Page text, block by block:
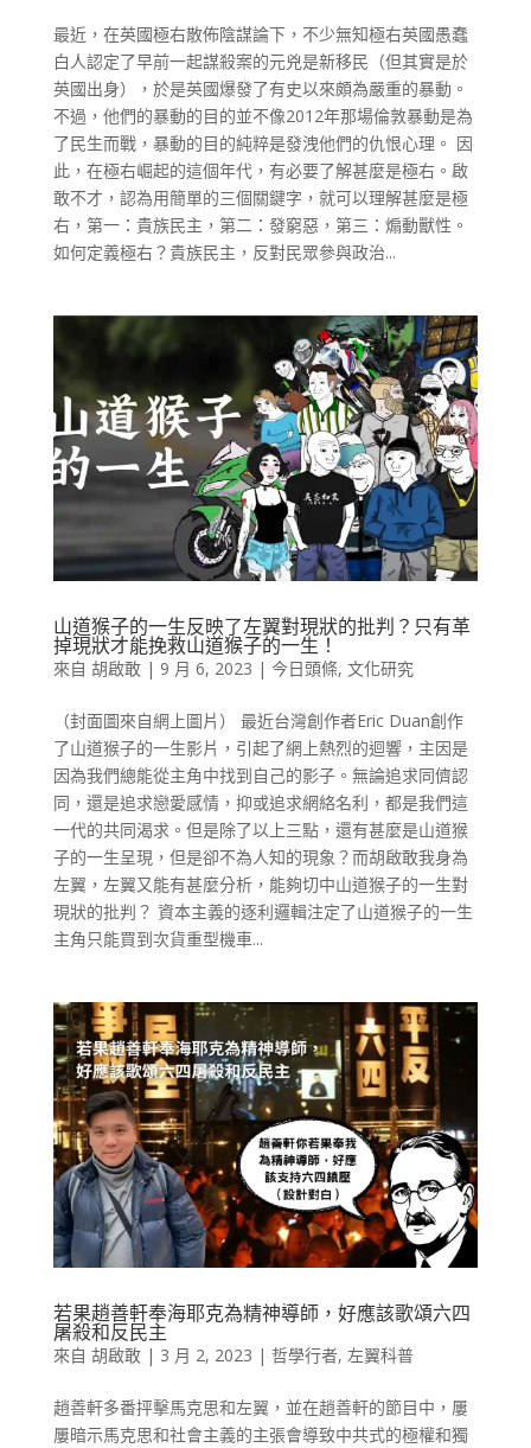
最近，在英國極右散佈陰謀論下，不少無知極右英國愚蠢
白人認定了早前一起謀殺案的元兇是新移民（但其實是於
英國出身），於是英國爆發了有史以來頗為嚴重的暴動。
不過，他們的暴動的目的並不像2012年那場倫敦暴動是為
了民生而戰，暴動的目的純粹是發洩他們的仇恨心理。 因
此，在極右崛起的這個年代，有必要了解甚麼是極右。啟
敢不才，認為用簡單的三個關鍵字，就可以理解甚麼是極
右，第一：貴族民主，第二：發窮惡，第三：煽動獸性。
如何定義極右？貴族民主，反對民眾參與政治...
山道猴子的一生反映了左翼對現狀的批判？只有革
掉現狀才能挽救山道猴子的一生！
來自 胡啟敢| 9 月 6, 2023 | 今日頭條, 文化研究
（封面圖來自網上圖片） 最近台灣創作者Eric Duan創作
了山道猴子的一生影片，引起了網上熱烈的迴響，主因是
因為我們總能從主角中找到自己的影子。無論追求同儕認
同，還是追求戀愛感情，抑或追求網絡名利，都是我們這
一代的共同渴求。但是除了以上三點，還有甚麼是山道猴
子的一生呈現，但是卻不為人知的現象？而胡啟敢我身為
左翼，左翼又能有甚麼分析，能夠切中山道猴子的一生對
現狀的批判？ 資本主義的逐利邏輯注定了山道猴子的一生
主角只能買到次貨重型機車...
若果趙善軒奉海耶克為精神導師，好應該歌頌六四
屠殺和反民主
來自 胡啟敢| 3 月 2, 2023 | 哲學行者, 左翼科普
趙善軒多番抨擊馬克思和左翼，並在趙善軒的節目中，屢
屢暗示馬克思和社會主義的主張會導致中共式的極權和獨